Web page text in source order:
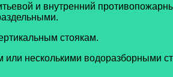
и внутренний
стоякам.
несколькими водоразборными